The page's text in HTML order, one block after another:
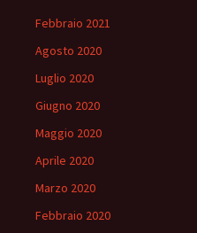
Febbraio 2021
Agosto 2020
Luglio 2020
Giugno 2020
Maggio 2020
Aprile 2020
Marzo 2020
Febbraio 2020